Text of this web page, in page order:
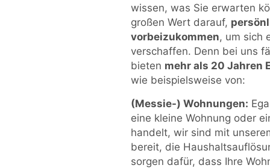
wissen, was Sie erwarten
großen Wert darauf,
vorbeizukommen, um sich
verschaffen. Denn bei uns
bieten mehr als 20 Jahren
wie beispielsweise von:
(Messie-) Wohnungen:
eine kleine Wohnung oder
handelt, wir sind mit
bereit, die
sorgen dafür, dass Ihre